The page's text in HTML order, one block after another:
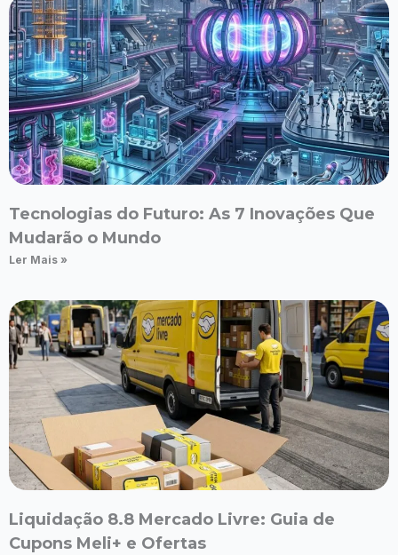
Tecnologias do Futuro: As 7 Inovações Que
Mudarão o Mundo
Ler Mais »
Liquidação 8.8 Mercado Livre: Guia de
Cupons Meli+ e Ofertas